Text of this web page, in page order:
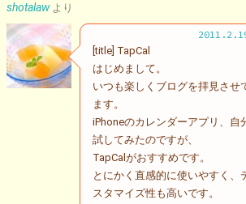
shotalaw より
[title] TapCal
はじめまして。
いつも楽しくブログを拝見させ
ます。
iPhoneのカレンダーアプリ、自
試してみたのですが、
TapCalがおすすめです。
とにかく直感的に使いやすく、
スタマイズ性も高いです。